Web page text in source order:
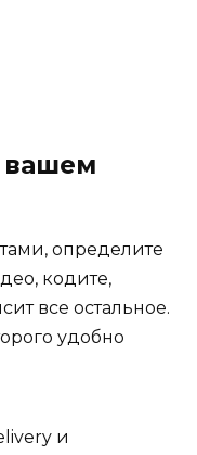
вашем
определите
кодите,
все остальное.
удобно
и